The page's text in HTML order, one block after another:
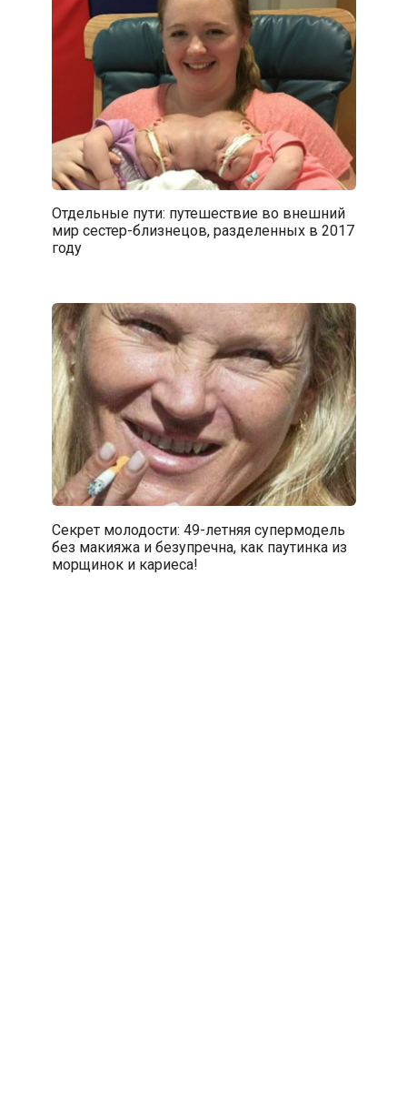
Отдельные пути: путешествие во внешний
мир сестер-близнецов, разделенных в 2017
году
Секрет молодости: 49-летняя супермодель
без макияжа и безупречна, как паутинка из
морщинок и кариеса!